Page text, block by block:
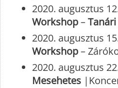
2020. augusztus
Workshop–
2020. augusztus
Workshop–
2020. augusztus
Mesehetes